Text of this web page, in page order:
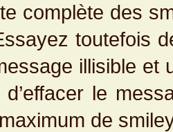
complète des
toutefois
illisible et
d’effacer le
de